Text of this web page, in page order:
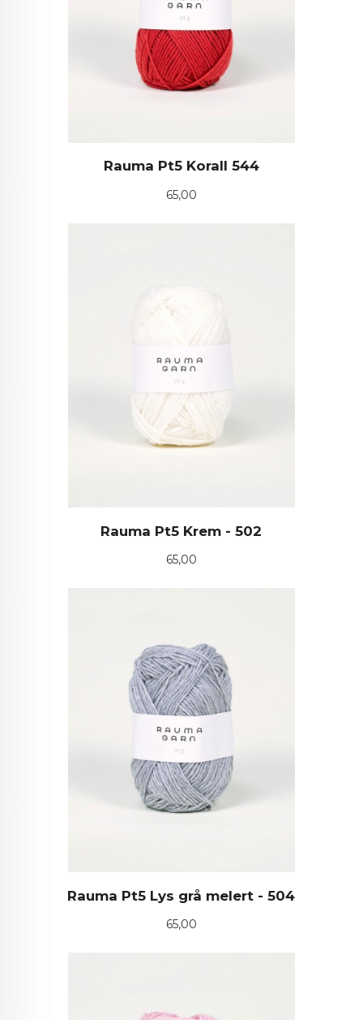
Rauma Pt5 Korall 544
Pris
65,00
Rauma Pt5 Krem - 502
Pris
65,00
Rauma Pt5 Lys grå melert - 504
Pris
65,00